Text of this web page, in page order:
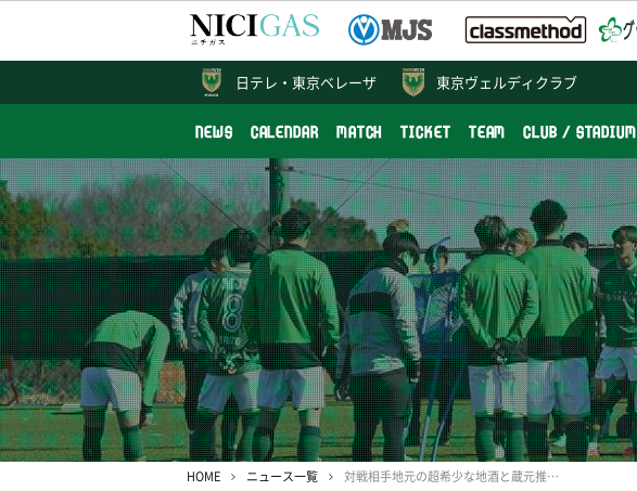
東京ヴェルディクラブ
NEWS CALENDAR MATCH TICKET TEAM CLUB / STADIUM
日テレ・ 東京ベレーザ
HOME ニュース一覧 対戦相手地元の超希少な地酒と蔵元推薦のおつまみ付きチケット「酔券」発売のお知らせ